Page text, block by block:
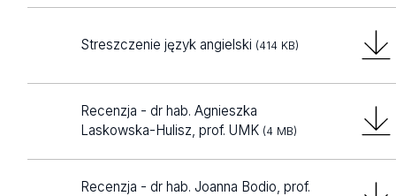
Streszczenie język angielski (414 KB)
Recenzja - dr hab. Agnieszka
Laskowska-Hulisz, prof. UMK (4 MB)
Recenzja - dr hab. Joanna Bodio, prof.